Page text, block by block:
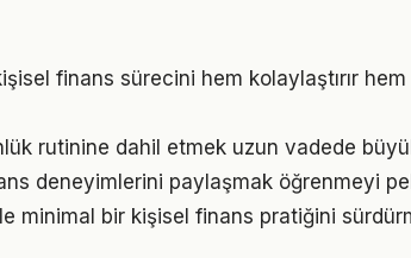
finans sürecini hem kolaylaştırır
rutinine dahil etmek uzun vadede
deneyimlerini paylaşmak öğrenmeyi
minimal bir kişisel finans pratiğini